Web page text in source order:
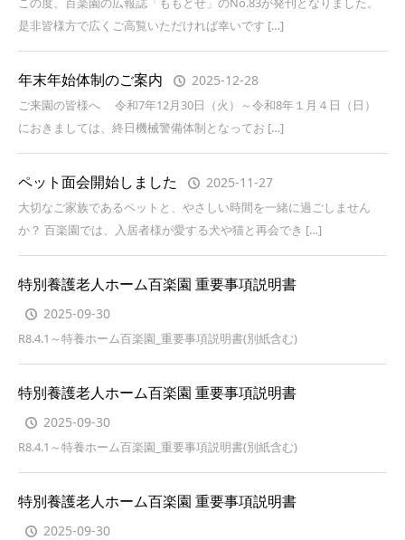
是非皆様方で広くご高覧いただければ幸いです […]
年末年始体制のご案内 2025-12-28
ご来園の皆様へ 令和7年12月30日（火）～令和8年１月４日（日）
におきましては、終日機械警備体制となってお […]
ペット面会開始しました 2025-11-27
大切なご家族であるペットと、やさしい時間を一緒に過ごしません
か？ 百楽園では、入居者様が愛する犬や猫と再会でき […]
特別養護老人ホーム百楽園 重要事項説明書
2025-09-30
R8.4.1～特養ホーム百楽園_重要事項説明書(別紙含む)
特別養護老人ホーム百楽園 重要事項説明書
2025-09-30
R8.4.1～特養ホーム百楽園_重要事項説明書(別紙含む)
特別養護老人ホーム百楽園 重要事項説明書
2025-09-30